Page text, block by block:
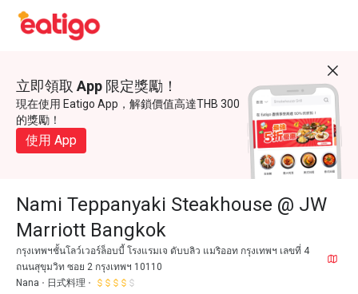
立即領取 App 限定獎勵！
現在使用 Eatigo App，解鎖價值高達THB 300
的獎勵！
使用 App
Nami Teppanyaki Steakhouse @ JW
Marriott Bangkok
กรุงเทพฯชั้นโลว์เวอร์ล็อบบี้ โรงแรมเจ ดับบลิว แมริออท กรุงเทพฯ เลขที่ 4
ถนนสุขุมวิท ซอย 2 กรุงเทพฯ 10110
Nana
日式料理